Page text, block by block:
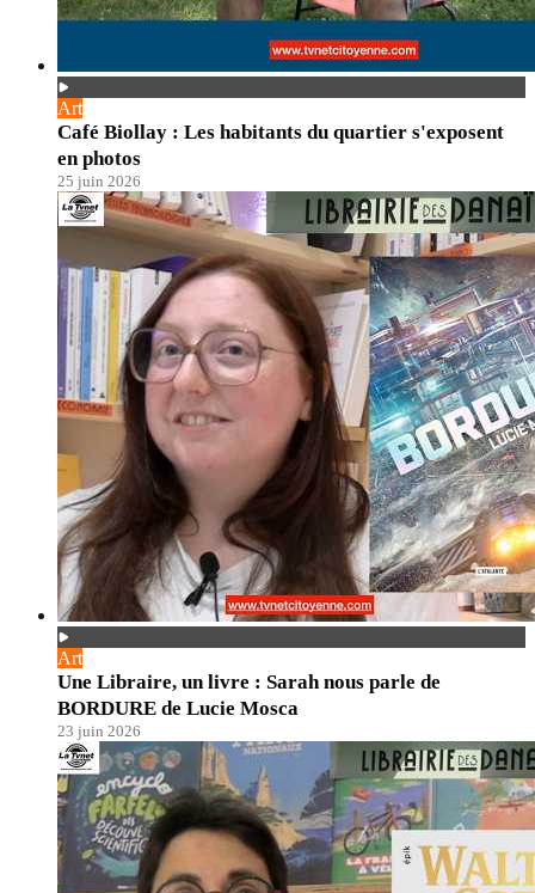
Art
Café Biollay : Les habitants du quartier s'exposent
en photos
25 juin 2026
Art
Une Libraire, un livre : Sarah nous parle de
BORDURE de Lucie Mosca
23 juin 2026